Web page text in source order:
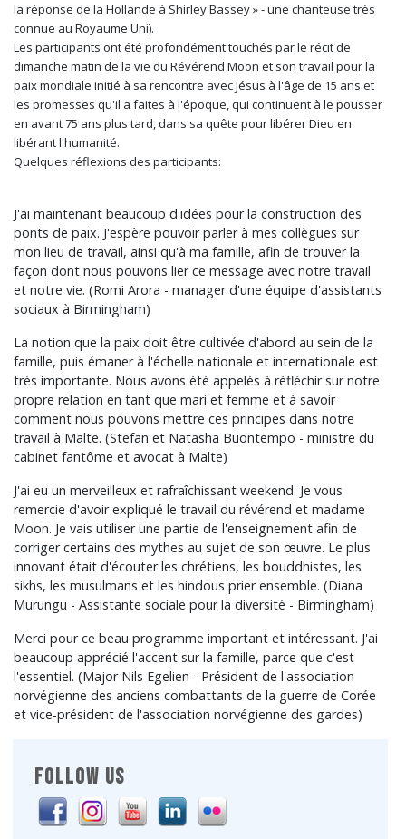
FOLLOW US
la réponse de la Hollande à Shirley Bassey » - une chanteuse très
connue au Royaume Uni).
Les participants ont été profondément touchés par le récit de
dimanche matin de la vie du Révérend Moon et son travail pour la
paix mondiale initié à sa rencontre avec Jésus à l'âge de 15 ans et
les promesses qu'il a faites à l'époque, qui continuent à le pousser
en avant 75 ans plus tard, dans sa quête pour libérer Dieu en
libérant l'humanité.
Quelques réflexions des participants:
J'ai maintenant beaucoup d'idées pour la construction des
ponts de paix. J'espère pouvoir parler à mes collègues sur
mon lieu de travail, ainsi qu'à ma famille, afin de trouver la
façon dont nous pouvons lier ce message avec notre travail
et notre vie. (Romi Arora - manager d'une équipe d'assistants
sociaux à Birmingham)
La notion que la paix doit être cultivée d'abord au sein de la
famille, puis émaner à l'échelle nationale et internationale est
très importante. Nous avons été appelés à réfléchir sur notre
propre relation en tant que mari et femme et à savoir
comment nous pouvons mettre ces principes dans notre
travail à Malte. (Stefan et Natasha Buontempo - ministre du
cabinet fantôme et avocat à Malte)
J'ai eu un merveilleux et rafraîchissant weekend. Je vous
remercie d'avoir expliqué le travail du révérend et madame
Moon. Je vais utiliser une partie de l'enseignement afin de
corriger certains des mythes au sujet de son œuvre. Le plus
innovant était d'écouter les chrétiens, les bouddhistes, les
sikhs, les musulmans et les hindous prier ensemble. (Diana
Murungu - Assistante sociale pour la diversité - Birmingham)
Merci pour ce beau programme important et intéressant. J'ai
beaucoup apprécié l'accent sur la famille, parce que c'est
l'essentiel. (Major Nils Egelien - Président de l'association
norvégienne des anciens combattants de la guerre de Corée
et vice-président de l'association norvégienne des gardes)